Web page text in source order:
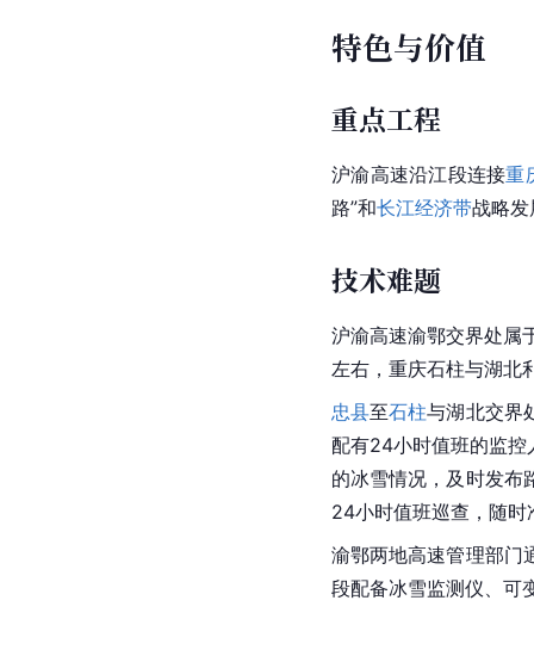
特色与价值
重点工程
沪渝高速沿江段连接重
路”和长江经济带战略
技术难题
沪渝高速渝鄂交界处属
左右，重庆石柱与湖北
忠县至石柱与湖北交界
配有24小时值班的监控
的冰雪情况，及时发布
24小时值班巡查，随
渝鄂两地高速管理部门
段配备冰雪监测仪、可